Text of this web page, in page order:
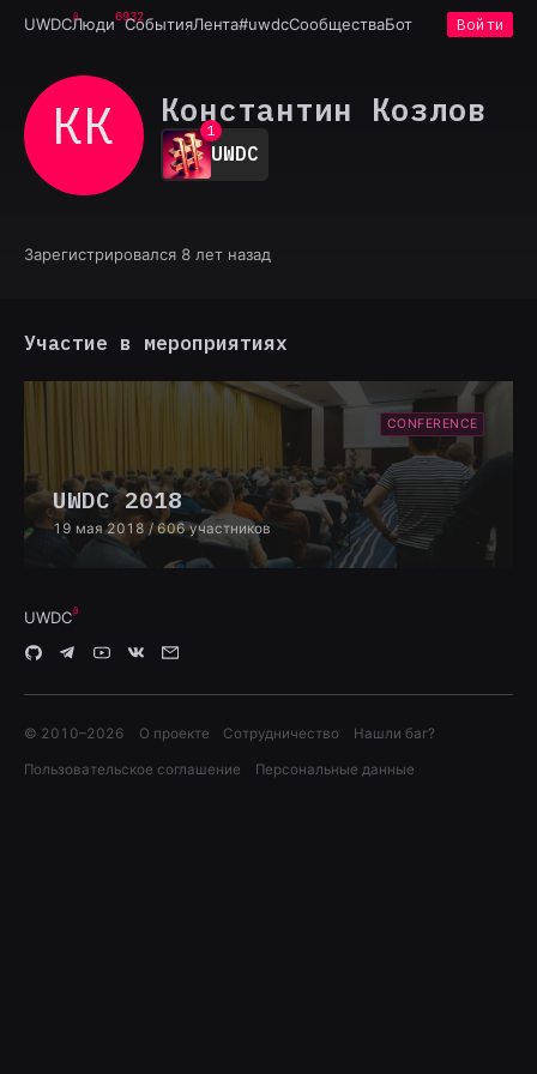
UWDCЛюди6932
СобытияЛента#uwdcСообществаБот Войти
КК Константин Козлов
0
1
2
3
6
UWDC
Зарегистрировался 8 лет назад
Участие в мероприятиях
CONFERENCE
UWDC 2018
19 мая 2018 / 606 участников
UWDC
© 2010–2026 О проекте Сотрудничество Нашли баг?
Пользовательское соглашение Персональные данные